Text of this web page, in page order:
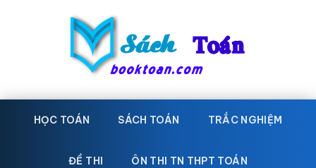
Sách
Toán
Học
toán,HỌC TOÁN SÁCH TOÁN TRẮC NGHIỆM
ĐỀ THI ÔN THI TN THPT TOÁN